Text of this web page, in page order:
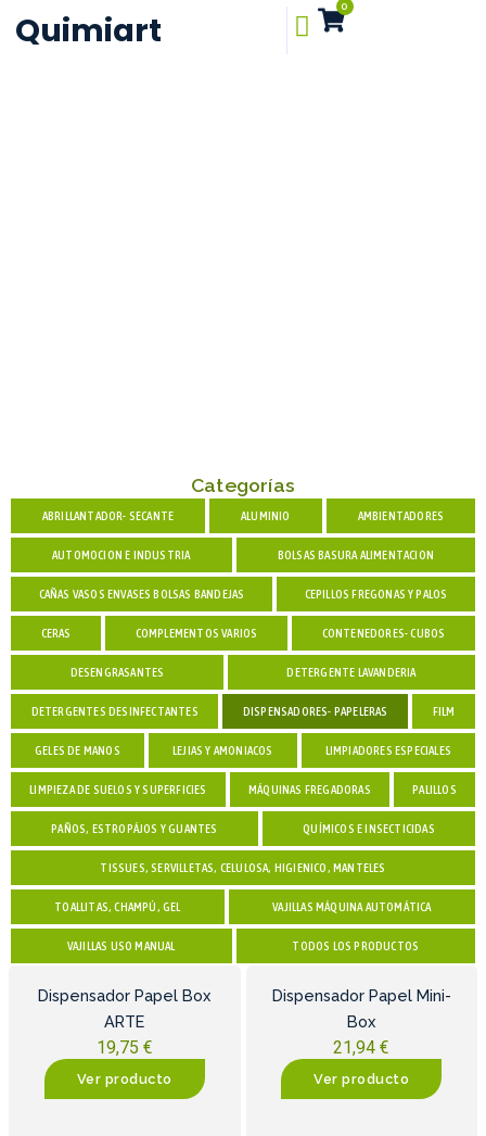
Quimiart
0
Dispensador Papel Box
ARTE
19,75 €
Ver producto
Dispensador Papel Mini-
Box
21,94€
Ver producto
Categorías
ABRILLANTADOR- SECANTE ALUMINIO AMBIENTADORES
AUTOMOCION E INDUSTRIA BOLSAS BASURA ALIMENTACION
CAÑAS VASOS ENVASES BOLSAS BANDEJAS CEPILLOS FREGONAS Y PALOS
CERAS COMPLEMENTOS VARIOS CONTENEDORES- CUBOS
DESENGRASANTES DETERGENTE LAVANDERIA
DETERGENTES DESINFECTANTES DISPENSADORES- PAPELERAS FILM
GELES DE MANOS LEJIAS Y AMONIACOS LIMPIADORES ESPECIALES
LIMPIEZA DE SUELOS Y SUPERFICIES MÁQUINAS FREGADORAS PALILLOS
PAÑOS, ESTROPÁJOS Y GUANTES QUÍMICOS E INSECTICIDAS
TISSUES, SERVILLETAS, CELULOSA, HIGIENICO, MANTELES
TOALLITAS, CHAMPÚ, GEL VAJILLAS MÁQUINA AUTOMÁTICA
VAJILLAS USO MANUAL TODOS LOS PRODUCTOS